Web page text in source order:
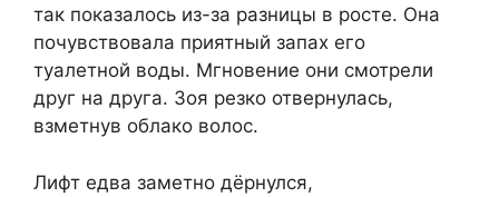
так показалось из-за разницы в росте. Она
почувствовала приятный запах его
туалетной воды. Мгновение они смотрели
друг на друга. Зоя резко отвернулась,
взметнув облако волос.
Лифт едва заметно дёрнулся,